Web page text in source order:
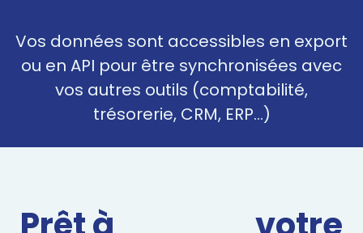
Vos données sont accessibles en export
ou en API pour être synchronisées avec
vos autres outils (comptabilité,
trésorerie, CRM, ERP...)